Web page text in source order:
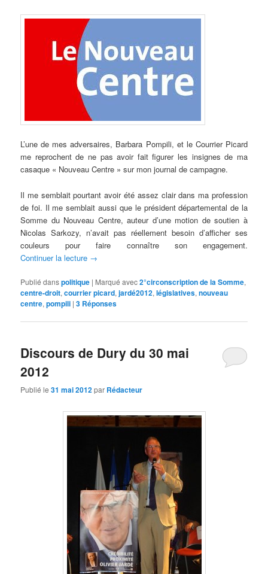
L’une de mes adversaires, Barbara Pompili, et le Courrier Picard
me reprochent de ne pas avoir fait figurer les insignes de ma
casaque « Nouveau Centre » sur mon journal de campagne.
Il me semblait pourtant avoir été assez clair dans ma profession
de foi. Il me semblait aussi que le président départemental de la
Somme du Nouveau Centre, auteur d’une motion de soutien à
Nicolas Sarkozy, n’avait pas réellement besoin d’afficher ses
couleurs pour faire connaître son engagement.
Continuer la lecture →
Publié danspolitique | Marqué avec2°circonscription de la Somme,
centre-droit,courrier picard,jardé2012,législatives,nouveau
centre,pompili |3 Réponses
Discours de Dury du 30 mai
2012
Publié le31 mai 2012par Rédacteur